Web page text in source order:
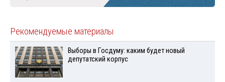
Рекомендуемые материалы
Выборы в Госдуму: каким будет новый
депутатский корпус